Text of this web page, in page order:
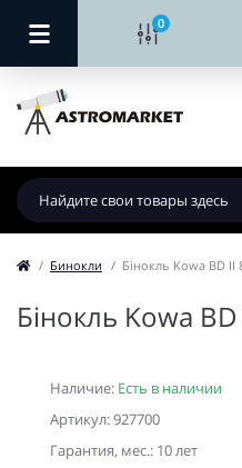
0
Бинокли Бінокль Kowa BD II
Бінокль Kowa
Наличие: Есть в наличии
Артикул: 927700
Гарантия, мес.: 10 лет